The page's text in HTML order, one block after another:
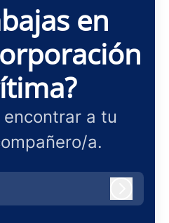
en
a tu
a.